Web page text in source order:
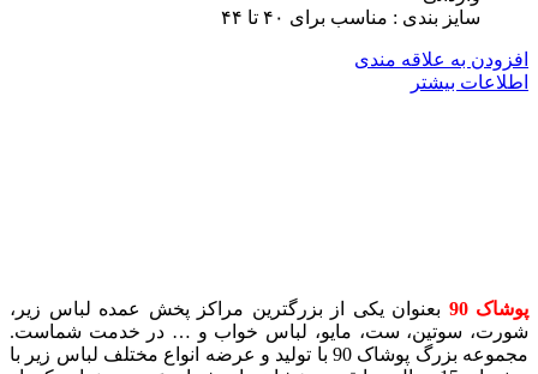
سایز بندی : مناسب برای ۴٠ تا ۴۴
افزودن به علاقه مندی
اطلاعات بیشتر
پوشاک 90
بعنوان یکی از بزرگترین مراکز پخش عمده لباس زیر،
شورت، سوتین، ست، مایو، لباس خواب و … در خدمت شماست.
مجموعه بزرگ پوشاک 90 با تولید و عرضه انواع مختلف لباس زیر با